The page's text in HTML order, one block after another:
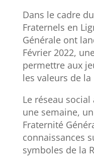
Dans le cadre
Fraternels en
Générale ont
Février 2022,
permettre aux
les valeurs de
Le réseau
une semaine,
Fraternité
connaissances
symboles de la